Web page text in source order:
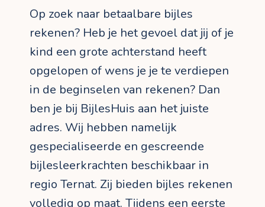
Op zoek naar betaalbare bijles
rekenen? Heb je het gevoel dat jij of je
kind een grote achterstand heeft
opgelopen of wens je je te verdiepen
in de beginselen van rekenen? Dan
ben je bij BijlesHuis aan het juiste
adres. Wij hebben namelijk
gespecialiseerde en gescreende
bijlesleerkrachten beschikbaar in
regio Ternat. Zij bieden bijles rekenen
volledig op maat. Tijdens een eerste